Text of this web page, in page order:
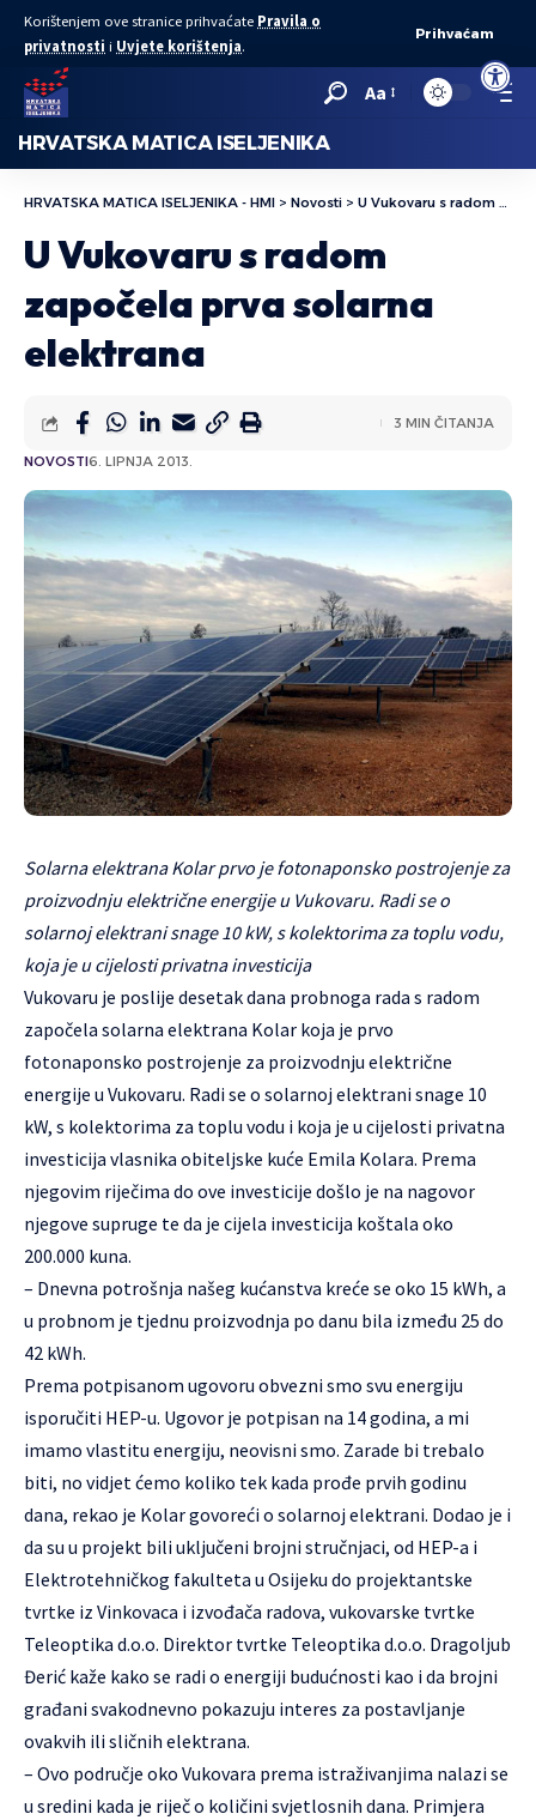
Open
Korištenjem ove stranice prihvaćate Pravila o
privatnosti i Uvjete korištenja.
Prihvaćam
Aa
HRVATSKA MATICA ISELJENIKA
HRVATSKA MATICA ISELJENIKA - HMI > Novosti > U Vukovaru s radom započela prva solarna elektrana
U Vukovaru s radom
započela prva solarna
elektrana
NOVOSTI6. LIPNJA 2013.
3 MIN ČITANJA
Solarna elektrana Kolar prvo je fotonaponsko postrojenje za
proizvodnju električne energije u Vukovaru. Radi se o
solarnoj elektrani snage 10 kW, s kolektorima za toplu vodu,
koja je u cijelosti privatna investicija
Vukovaru je poslije desetak dana probnoga rada s radom
započela solarna elektrana Kolar koja je prvo
fotonaponsko postrojenje za proizvodnju električne
energije u Vukovaru. Radi se o solarnoj elektrani snage 10
kW, s kolektorima za toplu vodu i koja je u cijelosti privatna
investicija vlasnika obiteljske kuće Emila Kolara. Prema
njegovim riječima do ove investicije došlo je na nagovor
njegove supruge te da je cijela investicija koštala oko
200.000 kuna.
– Dnevna potrošnja našeg kućanstva kreće se oko 15 kWh, a
u probnom je tjednu proizvodnja po danu bila između 25 do
42 kWh.
Prema potpisanom ugovoru obvezni smo svu energiju
isporučiti HEP-u. Ugovor je potpisan na 14 godina, a mi
imamo vlastitu energiju, neovisni smo. Zarade bi trebalo
biti, no vidjet ćemo koliko tek kada prođe prvih godinu
dana, rekao je Kolar govoreći o solarnoj elektrani. Dodao je i
da su u projekt bili uključeni brojni stručnjaci, od HEP-a i
Elektrotehničkog fakulteta u Osijeku do projektantske
tvrtke iz Vinkovaca i izvođača radova, vukovarske tvrtke
Teleoptika d.o.o. Direktor tvrtke Teleoptika d.o.o. Dragoljub
Đerić kaže kako se radi o energiji budućnosti kao i da brojni
građani svakodnevno pokazuju interes za postavljanje
ovakvih ili sličnih elektrana.
– Ovo područje oko Vukovara prema istraživanjima nalazi se
u sredini kada je riječ o količini svjetlosnih dana. Primjera